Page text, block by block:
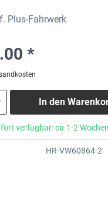
Plus-Fahrwerk
*
In den
verfügbar: ca.1-2 Wochen
HR-VW60864-2